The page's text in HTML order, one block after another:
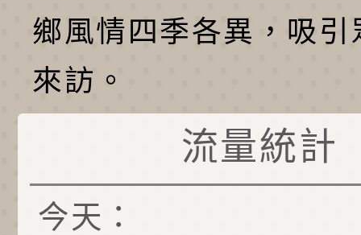
鄉風情四季各異，吸引
來訪。
流量統計
今天：